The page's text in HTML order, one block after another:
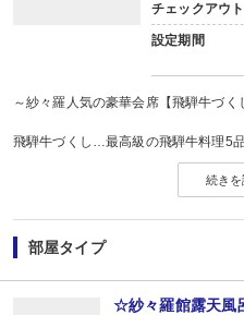
チェックアウト
設定期間
～紗々羅人気の豪華会席【飛騨牛づ
飛騨牛づくし…最高級の飛騨牛料理5品
♪ローストビーフ
♪牛にぎり
夕食は土鍋炊き「龍の瞳」
※飛騨牛づくし会席料理は大人料金で
小学生のお子様はおまかせ会席料理
続きを
部屋タイプ
☆紗々羅館露天風